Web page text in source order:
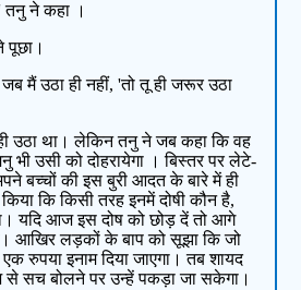
तनु ने कहा ।
पूछा।
मैं उठा ही नहीं, 'तो तू ही जरूर उठा
उठा था। लेकिन तनु ने जब कहा कि वह
भी उसी को दोहरायेगा । बिस्तर पर लेटे-
बच्चों की इस बुरी आदत के बारे में ही
कि किसी तरह इनमें दोषी कौन है,
यदि आज इस दोष को छोड़ दें तो आगे
आखिर लड़कों के बाप को सूझा कि जो
रुपया इनाम दिया जाएगा। तब शायद
सच बोलने पर उन्हें पकड़ा जा सकेगा।